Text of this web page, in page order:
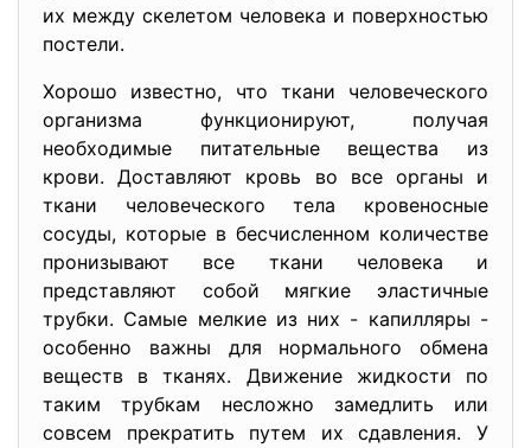
их между скелетом человека и поверхностью
постели.
Хорошо известно, что ткани человеческого
организма функционируют, получая
необходимые питательные вещества из
крови. Доставляют кровь во все органы и
ткани человеческого тела кровеносные
сосуды, которые в бесчисленном количестве
пронизывают все ткани человека и
представляют собой мягкие эластичные
трубки. Самые мелкие из них - капилляры -
особенно важны для нормального обмена
веществ в тканях. Движение жидкости по
таким трубкам несложно замедлить или
совсем прекратить путем их сдавления. У